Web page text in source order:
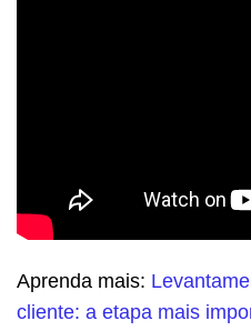
Aprenda mais:
cliente: a etapa mais